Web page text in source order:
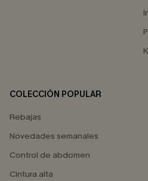
COLECCIÓN POPULAR
Rebajas
Novedades semanales
Control de abdomen
Cintura alta